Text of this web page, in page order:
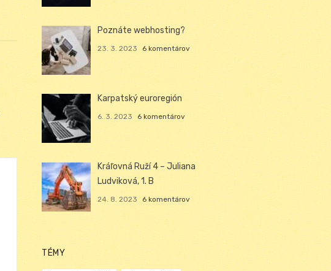
Poznáte webhosting?
23. 3. 2023 6 komentárov
Karpatský euroregión
6. 3. 2023 6 komentárov
Kráľovná Ruží 4 – Juliana
Ludviková, 1. B
24. 8. 2023 6 komentárov
TÉMY